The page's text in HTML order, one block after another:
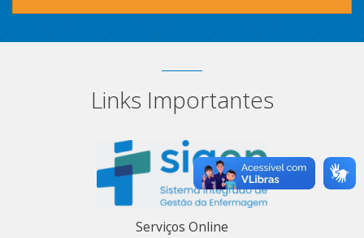
Links Importantes
Serviços Online